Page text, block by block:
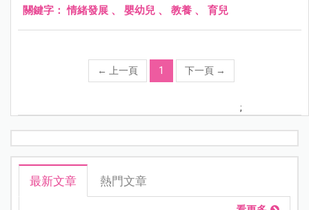
關鍵字：情緒發展 、 嬰幼兒 、 教養 、 育兒
← 上一頁 1 下一頁 →
;
最新文章 熱門文章